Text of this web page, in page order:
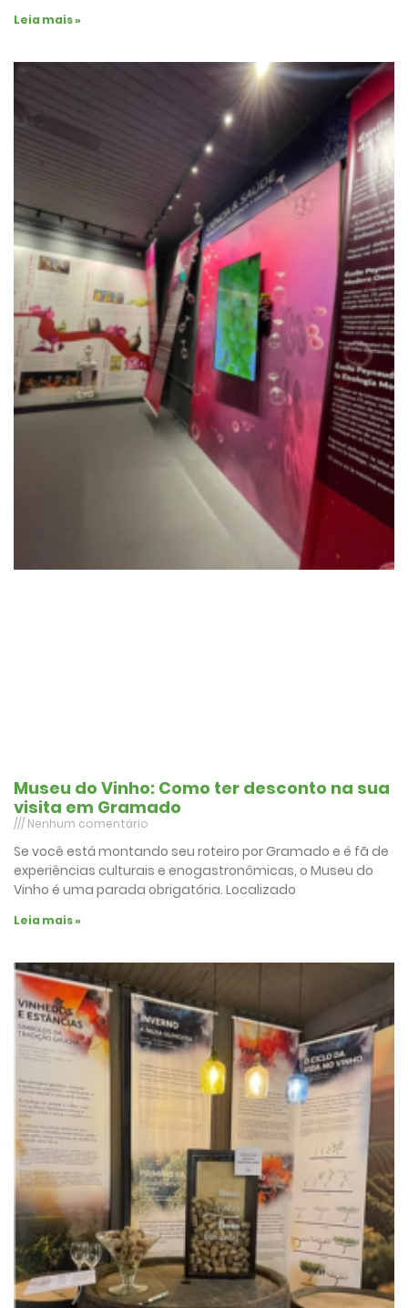
Leia mais »
Museu do Vinho: Como ter desconto na sua
visita em Gramado
Nenhum comentário
Se você está montando seu roteiro por Gramado e é fã de
experiências culturais e enogastronômicas, o Museu do
Vinho é uma parada obrigatória. Localizado
Leia mais »